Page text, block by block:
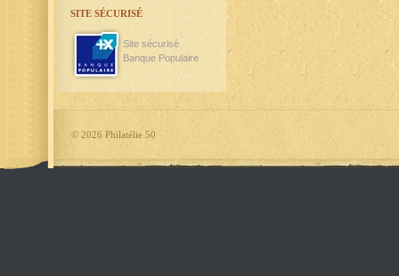
SITE SÉCURISÉ
Site sécurisé
Banque Populaire
© 2026 Philatélie 50